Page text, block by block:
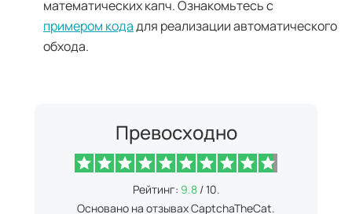
математических капч. Ознакомьтесь с
примером кодадля реализации автоматического
обхода.
Превосходно
Рейтинг: 9.8/ 10.
Основано на отзывах CaptchaTheCat.